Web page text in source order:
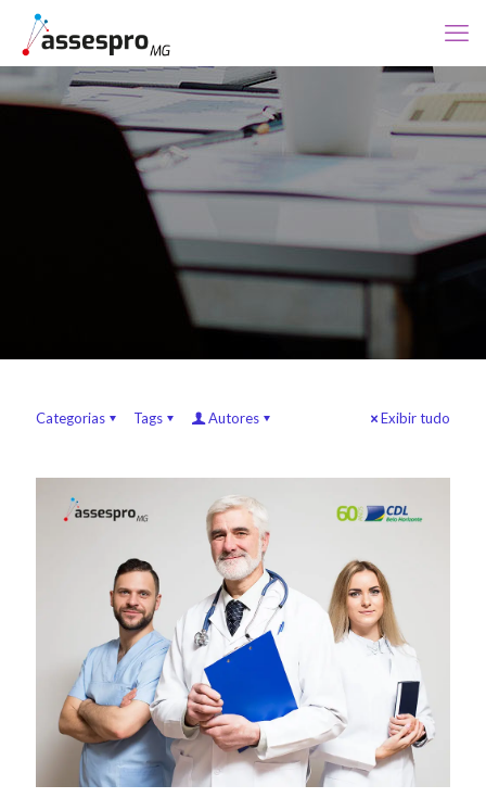
Categorias Tags Autores Exibir tudo